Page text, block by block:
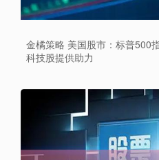
金橘策略 美国股市：标普500
科技股提供助力